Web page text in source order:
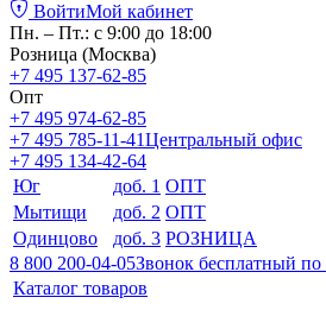
ВойтиМой кабинет
Пн. – Пт.: с 9:00 до 18:00
Розница (Москва)
+7 495 137-62-85
Опт
+7 495 974-62-85
+7 495 785-11-41Центральный офис
+7 495 134-42-64
Юг
доб. 1 ОПТ
Мытищи
доб. 2 ОПТ
Одинцово
доб. 3 РОЗНИЦА
8 800 200-04-05Звонок бесплатный по
Каталог товаров